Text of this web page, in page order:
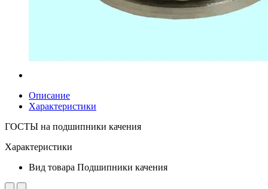
Описание
Характеристики
ГОСТЫ на подшипники качения
Характеристики
Вид товара Подшипники качения